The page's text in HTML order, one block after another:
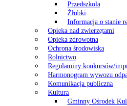
Przedszkola
Żłobki
Informacja o stanie
Opieka nad zwierzętami
Opieka zdrowotna
Ochrona środowiska
Rolnictwo
Regulaminy konkursów/
Harmonogram wywozu
Komunikacja publiczna
Kultura
Gminny Ośrodek